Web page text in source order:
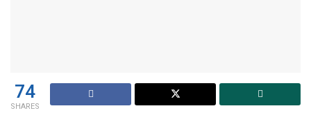
74
SHARES